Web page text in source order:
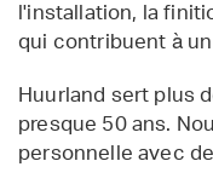
l'installation, la
qui contribuent à
Huurland sert plus
presque 50 ans.
personnelle avec